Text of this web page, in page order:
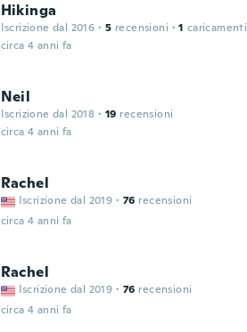
Hikinga
Iscrizione dal 2016 · 5 recensioni · 1 caricamenti
circa 4 anni fa
Neil
Iscrizione dal 2018 · 19 recensioni
circa 4 anni fa
Rachel
Iscrizione dal 2019 · 76 recensioni
circa 4 anni fa
Rachel
Iscrizione dal 2019 · 76 recensioni
circa 4 anni fa